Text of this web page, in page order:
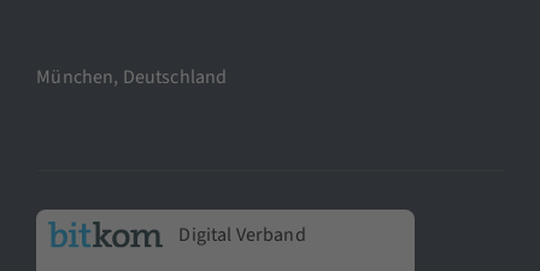
München, Deutschland
Digital Verband